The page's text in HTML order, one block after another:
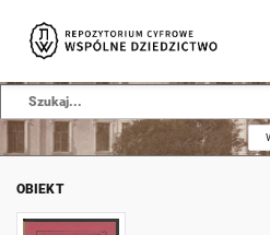
OBIEKT